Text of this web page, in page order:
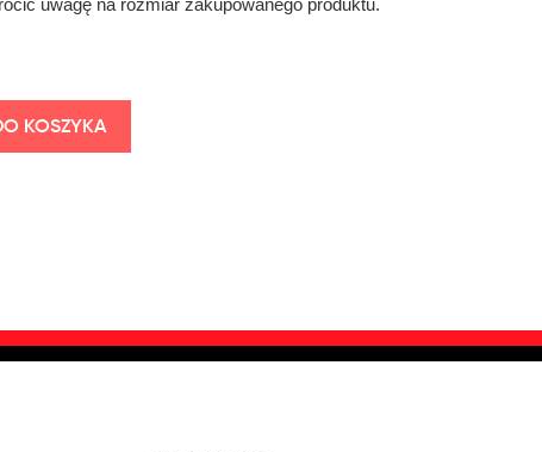
uwagę na rozmiar zakupowanego produktu.
KOSZYKA